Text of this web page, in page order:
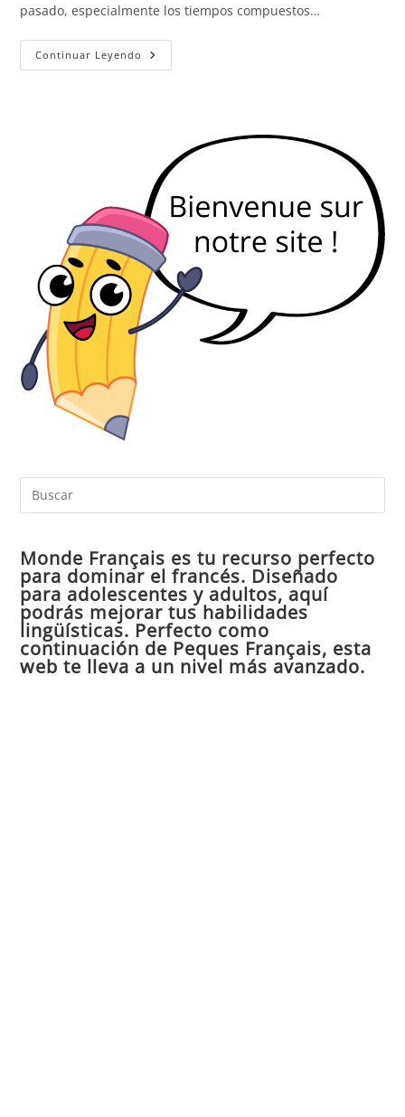
pasado, especialmente los tiempos compuestos…
Continuar Leyendo El
Participio
Monde Français es tu recurso perfecto
para dominar el francés. Diseñado
para adolescentes y adultos, aquí
podrás mejorar tus habilidades
lingüísticas. Perfecto como
continuación de Peques Français, esta
web te lleva a un nivel más avanzado.